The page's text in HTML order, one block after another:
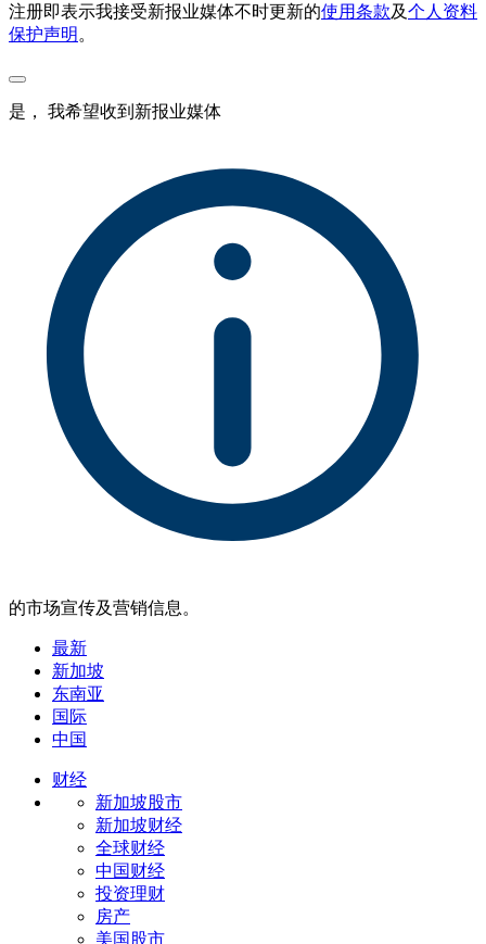
注册即表示我接受新报业媒体不时更新的使用条款及个人资料
保护声明 。
是， 我希望收到新报业媒体
的市场宣传及营销信息。
最新
新加坡
东南亚
国际
中国
财经
新加坡股市
新加坡财经
全球财经
中国财经
投资理财
房产
美国股市